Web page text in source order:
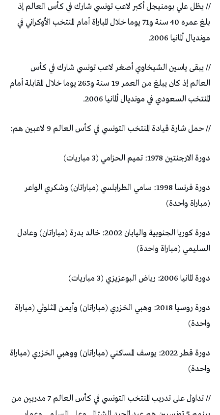
// يظل علي بومنيجل أكبر لاعب تونسي شارك في كأس العالم إذ
بلغ عمره 40 سنة و71 يوما خلال المباراة أمام المنتخب الأوكراني في
مونديال ألمانيا 2006.
// يبقى ياسين الشيخاوي أصغر لاعب تونسي شارك في كأس
العالم إذ كان يبلغ من العمر 19 سنة و265 يوما خلال المقابلة أمام
المنتخب السعودي في مونديال ألمانيا 2006.
// حمل شارة قيادة المنتخب التونسي في كأس العالم 9 لاعبين هم:
دورة الارجنتين 1978: تميم الحزامي (3 مباريات)
دورة فرنسا 1998: سامي الطرابلسي (مباراتان) وشكري الواعر
(مباراة واحدة)
دورة كوريا الجنوبية واليابان 2002: خالد بدرة (مباراتان) وعادل
السليمي (مباراة واحدة)
دورة المانيا 2006: رياض البوعزيزي (3 مباريات)
دورة روسيا 2018: وهبي الخزري (مباراتان) وأيمن المثلوثي (مباراة
واحدة)
دورة قطر 2022: يوسف المساكني (مباراتان) ووهبي الخزري (مباراة
واحدة)
// تداول على تدريب المنتخب التونسي في كأس العالم 7 مدربين من